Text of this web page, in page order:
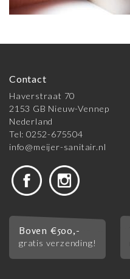
Contact
Haverstraat 70
2153 GB Nieuw-Vennep
Nederland
Tel: 0252-675504
info@meijer-sanitair.nl
Boven €500,-
gratis verzending!